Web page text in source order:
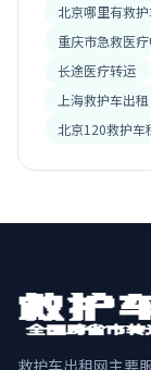
北京哪里有救
重庆市急救医
长途医疗转运
上海救护车出租
北京120救护车
救护车出租网主要